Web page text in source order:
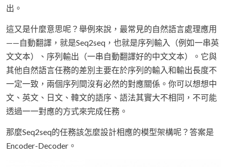
出。
這又是什麼意思呢？舉例來說，最常見的自然語言處理應用
——自動翻譯，就是Seq2seq，也就是序列輸入（例如一串英
文文本）、序列輸出（一串自動翻譯好的中文文本）。它與
其他自然語言任務的差別主要在於序列的輸入和輸出長度不
一定一致，兩個序列間沒有必然的對應關係。你可以想想中
文、英文、日文、韓文的語序、語法其實大不相同，不可能
透過一一對應的方式來完成任務。
那麼Seq2seq的任務該怎麼設計相應的模型架構呢？答案是
Encoder-Decoder。